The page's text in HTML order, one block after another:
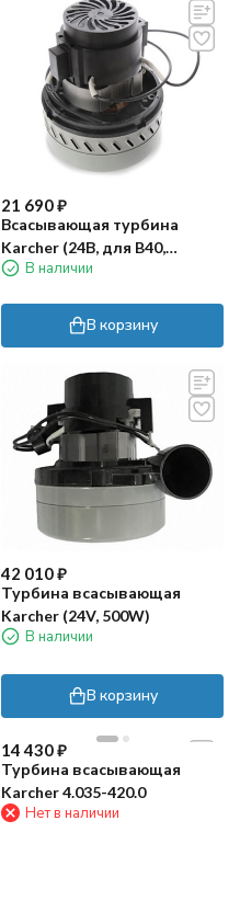
21 690₽
Всасывающая турбина
Karcher (24В, для B40,
BD43/25, BD50/50)
В наличии
В корзину
42 010₽
Турбина всасывающая
Karcher (24V, 500W)
В наличии
В корзину
14 430₽
Турбина всасывающая
Karcher 4.035-420.0
Нет в наличии